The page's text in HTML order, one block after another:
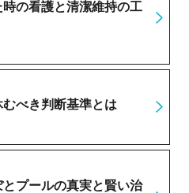
の看護と清潔維持の工
べき判断基準とは
プールの真実と賢い治